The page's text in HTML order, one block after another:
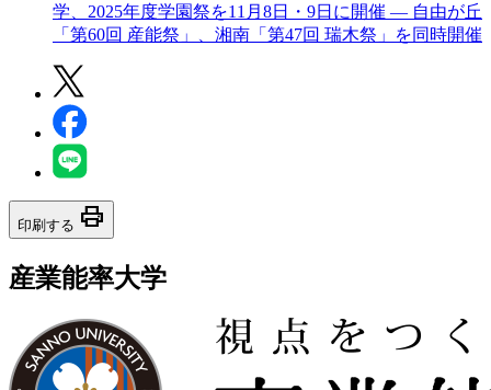
学、2025年度学園祭を11月8日・9日に開催 ― 自由が丘
「第60回 産能祭」、湘南「第47回 瑞木祭」を同時開催
印刷する print
産業能率大学